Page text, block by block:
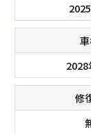
2028
修